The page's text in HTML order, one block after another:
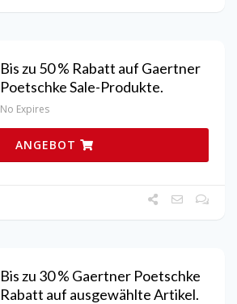
Bis zu 50 % Rabatt auf Gaertner
Poetschke Sale-Produkte.
No Expires
ANGEBOT
Bis zu 30 % Gaertner Poetschke
Rabatt auf ausgewählte Artikel.